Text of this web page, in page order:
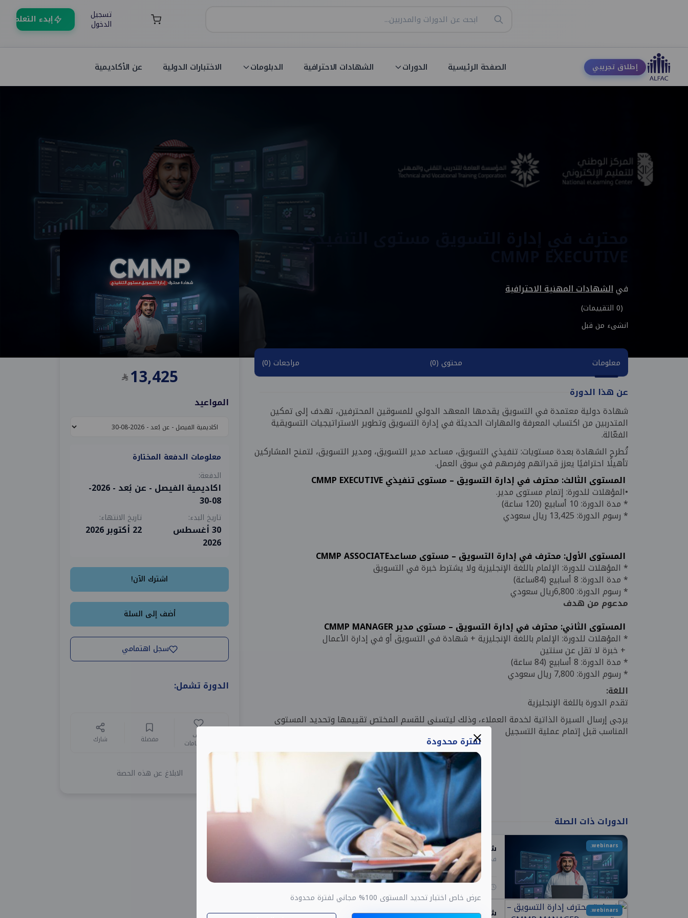
تسجيل
الدخول إبدء التعلم
إطلاق تجريبي الصفحة الرئيسية الدورات الشهادات الاحترافية الدبلومات الاختبارات الدولية عن الأكاديمية
محترف في إدارة التسويق مستوى التنفيذي
فيالشهادات المهنية الاحترافية
(0 التقييمات)
انشىء من قبل
معلومات محتوي (0) مراجعات (0)
عن هذا الدورة
شهادة دولية معتمدة في التسويق يقدمها المعهد الدولي للمسوقين المحترفين، تهدف إلى تمكين
المتدربين من اكتساب المعرفة والمهارات الحديثة في إدارة التسويق وتطوير الاستراتيجيات التسويقية
الفعّالة.
تُطرح الشهادة بعدة مستويات: تنفيذي التسويق، مساعد مدير التسويق، ومدير التسويق، لتمنح المشاركين
تأهيلًا احترافيًا يعزز قدراتهم وفرصهم في سوق العمل.
المستوى الثالث: محترف في إدارة التسويق – مستوى تنفيذي CMMP EXECUTIVE
•المؤهلات للدورة: إتمام مستوى مدير.
* مدة الدورة: 10 أسابيع (120 ساعة)
* رسوم الدورة: 13,425 ريال سعودي
المستوى الأول: محترف في إدارة التسويق – مستوى مساعدCMMP ASSOCIATE
* المؤهلات للدورة: الإلمام باللغة الإنجليزية ولا يشترط خبرة في التسويق
* مدة الدورة: 8 أسابيع (84ساعة)
* رسوم الدورة: 6,800ريال سعودي
مدعوم من هدف
المستوى الثاني: محترف في إدارة التسويق – مستوى مدير CMMP MANAGER
* المؤهلات للدورة: الإلمام باللغة الإنجليزية + شهادة في التسويق أو في إدارة الأعمال
+ خبرة لا تقل عن سنتين
* مدة الدورة: 8 أسابيع (84 ساعة)
* رسوم الدورة: 7,800 ريال سعودي
اللغة:
تقدم الدورة باللغة الإنجليزية
يرجى إرسال السيرة الذاتية لخدمة العملاء، وذلك ليتسنى للقسم المختص تقييمها وتحديد المستوى
المناسب قبل إتمام عملية التسجيل
الدورات ذات الصلة
webinars. شهادة محترف إدارة التسويق مستوى مساعد CMMP ASSOCIATE
في الشهادات المهنية الاحترافية
6,800
webinars. شهادة محترف إدارة التسويق – مستوى مدير CMMP MANAGER
13,425
المواعيد
معلومات الدفعة المختارة
الدفعة:
اكاديمية الفيصل - عن بُعد - 2026-
08-30
تاريخ البدء:
30 أغسطس
2026
تاريخ الانتهاء:
22 أكتوبر 2026
اشترك الآن!
أضف إلى السلة
سجل اهتمامي
الدورة تشمل:
أضف
للاهتمامات مفضلة شارك
الابلاغ عن هذه الحصة
لفترة محدودة
عرض خاص اختبار تحديد المستوى 100% مجاني لفترة محدودة